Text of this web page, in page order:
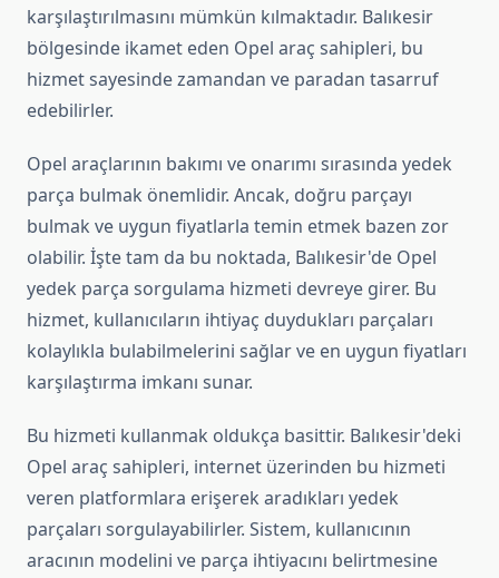
karşılaştırılmasını mümkün kılmaktadır. Balıkesir
bölgesinde ikamet eden Opel araç sahipleri, bu
hizmet sayesinde zamandan ve paradan tasarruf
edebilirler.
Opel araçlarının bakımı ve onarımı sırasında yedek
parça bulmak önemlidir. Ancak, doğru parçayı
bulmak ve uygun fiyatlarla temin etmek bazen zor
olabilir. İşte tam da bu noktada, Balıkesir'de Opel
yedek parça sorgulama hizmeti devreye girer. Bu
hizmet, kullanıcıların ihtiyaç duydukları parçaları
kolaylıkla bulabilmelerini sağlar ve en uygun fiyatları
karşılaştırma imkanı sunar.
Bu hizmeti kullanmak oldukça basittir. Balıkesir'deki
Opel araç sahipleri, internet üzerinden bu hizmeti
veren platformlara erişerek aradıkları yedek
parçaları sorgulayabilirler. Sistem, kullanıcının
aracının modelini ve parça ihtiyacını belirtmesine